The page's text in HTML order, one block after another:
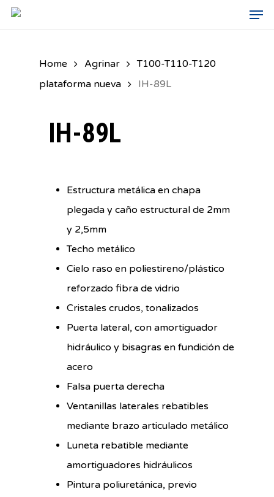
Skip
Home Agrinar
T100-T110-T120
plataforma nueva
IH-89L
IH-89L
Estructura metálica en chapa
plegada y caño estructural de 2mm
y 2,5mm
Techo metálico
Cielo raso en poliestireno/plástico
reforzado fibra de vidrio
Cristales crudos, tonalizados
Puerta lateral, con amortiguador
hidráulico y bisagras en fundición de
acero
Falsa puerta derecha
Ventanillas laterales rebatibles
mediante brazo articulado metálico
Luneta rebatible mediante
amortiguadores hidráulicos
Pintura poliuretánica, previo